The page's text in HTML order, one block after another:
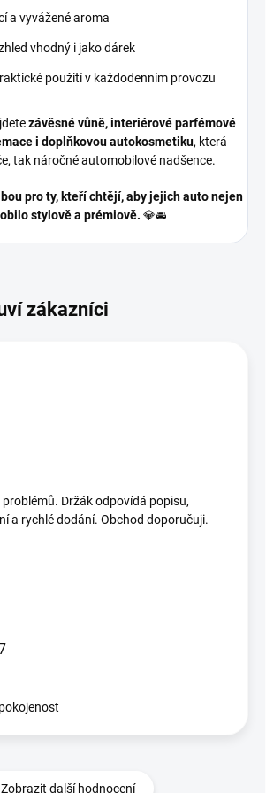
a vyvážené aroma
vhodný i jako dárek
použití v každodenním provozu
závěsné vůně, interiérové parfémové
i doplňkovou autokosmetiku, která
tak náročné automobilové nadšence.
pro ty, kteří chtějí, aby jejich auto nejen
stylově a prémiově. 💎🚘
Držák odpovídá popisu,
a rychlé dodání. Obchod doporučuji.
Zobrazit další hodnocení